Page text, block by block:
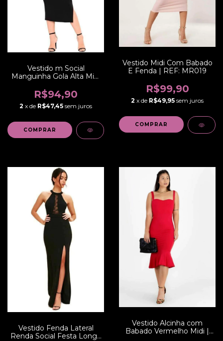
Vestido m Social
Manguinha Gola Alta Midi
R$94,90
2 x de R$47,45 sem juros
COMPRAR
Vestido Midi Com Babado
E Fenda | REF: MR019
R$99,90
2 x de R$49,95 sem juros
COMPRAR
Vestido Fenda Lateral
Renda Social Festa Longo
Vestido Alcinha com
Babado Vermelho Midi |